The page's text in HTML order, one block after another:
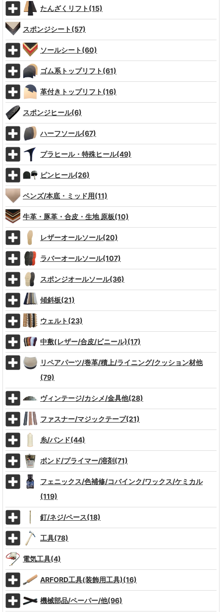
たんざくリフト(15)
スポンジシート(57)
ソールシート(60)
ゴム系トップリフト(61)
革付きトップリフト(16)
スポンジヒール(6)
ハーフソール(67)
プラヒール・特殊ヒール(49)
ピンヒール(26)
ベンズ/本底・ミッド用(11)
牛革・豚革・合皮・生地 原板(10)
レザーオールソール(20)
ラバーオールソール(107)
スポンジオールソール(36)
傾斜板(21)
ウェルト(23)
中敷(レザー/合皮/ビニール)(17)
リペアパーツ/巻革/積上/ライニング/クッション材他
(79)
ヴィンテージ/カシメ/金具他(28)
ファスナー/マジックテープ(21)
糸/バンド(44)
ボンド/プライマー/溶剤(71)
フェニックス/色補修/コバインク/ワックス/ケミカル
(119)
釘/ネジ/ペース(18)
工具(78)
電気工具(4)
ARFORD工具(装飾用工具)(16)
機械部品/ペーパー/他(96)